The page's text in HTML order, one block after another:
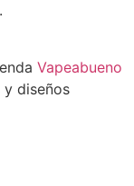
Vapeabueno
diseños